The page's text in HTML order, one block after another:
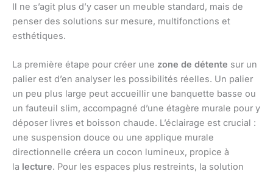
Il ne s’agit plus d’y caser un meuble standard, mais de
penser des solutions sur mesure, multifonctions et
esthétiques.
La première étape pour créer une zone de détente sur un
palier est d’en analyser les possibilités réelles. Un palier
un peu plus large peut accueillir une banquette basse ou
un fauteuil slim, accompagné d’une étagère murale pour y
déposer livres et boisson chaude. L’éclairage est crucial :
une suspension douce ou une applique murale
directionnelle créera un cocon lumineux, propice à
la lecture. Pour les espaces plus restreints, la solution